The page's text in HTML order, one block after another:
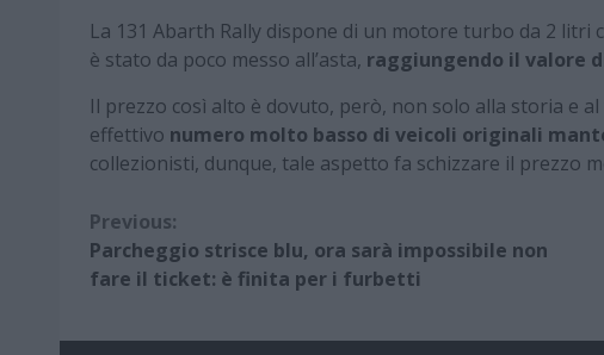
La 131 Abarth Rally dispone di un motore turbo da 2 litri
è stato da poco messo all’asta, raggiungendo il valore
Il prezzo così alto è dovuto, però, non solo alla storia e
effettivo numero molto basso di veicoli originali
collezionisti, dunque, tale aspetto fa schizzare il prezzo
Continue
Reading
Previous:
Parcheggio strisce blu, ora sarà impossibile non
fare il ticket: è finita per i furbetti